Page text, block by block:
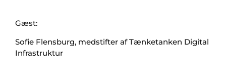
Gæst:
Sofie Flensburg, medstifter af Tænketanken Digital
Infrastruktur